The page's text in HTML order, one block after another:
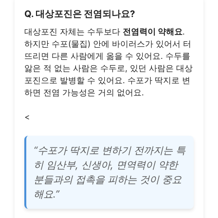
Q. 대상포진은 전염되나요?
대상포진 자체는 수두보다 전염력이 약해요.
하지만 수포(물집) 안에 바이러스가 있어서 터
뜨리면 다른 사람에게 옮을 수 있어요. 수두를
앓은 적 없는 사람은 수두로, 있던 사람은 대상
포진으로 발병할 수 있어요. 수포가 딱지로 변
하면 전염 가능성은 거의 없어요.
<
“수포가 딱지로 변하기 전까지는 특
히 임산부, 신생아, 면역력이 약한
분들과의 접촉을 피하는 것이 중요
해요.”